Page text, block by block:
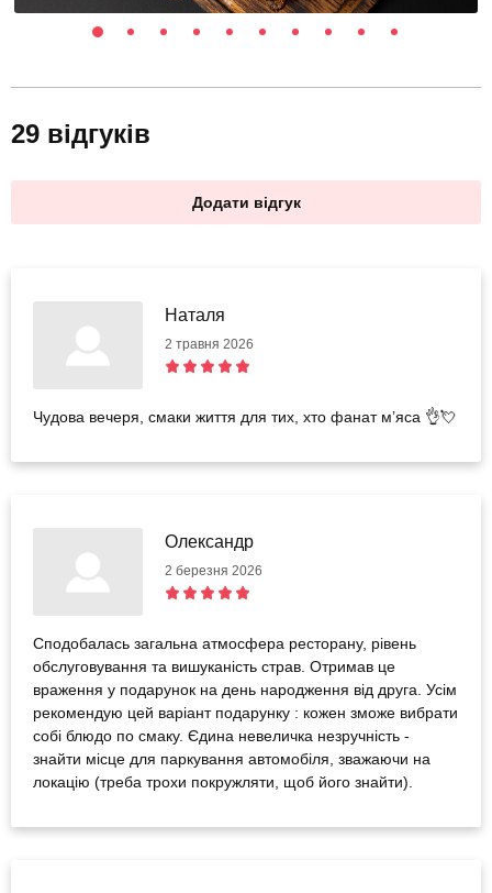
29 відгуків
Додати відгук
Наталя
2 травня 2026
Чудова вечеря, смаки життя для тих, хто фанат мʼяса 👌💘
Олександр
2 березня 2026
Сподобалась загальна атмосфера ресторану, рівень
обслуговування та вишуканість страв. Отримав це
враження у подарунок на день народження від друга. Усім
рекомендую цей варіант подарунку : кожен зможе вибрати
собі блюдо по смаку. Єдина невеличка незручність -
знайти місце для паркування автомобіля, зважаючи на
локацію (треба трохи покружляти, щоб його знайти).